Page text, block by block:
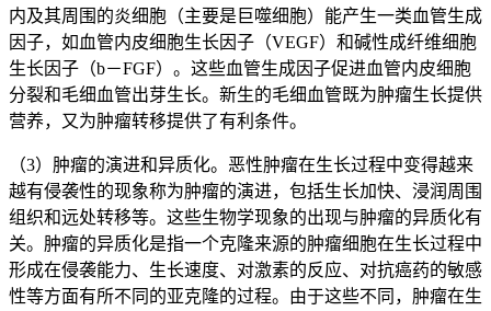
内及其周围的炎细胞（主要是巨噬细胞）能产生一类血管生成
因子，如血管内皮细胞生长因子（VEGF）和碱性成纤维细胞
生长因子（b－FGF）。这些血管生成因子促进血管内皮细胞
分裂和毛细血管出芽生长。新生的毛细血管既为肿瘤生长提供
营养，又为肿瘤转移提供了有利条件。
（3）肿瘤的演进和异质化。恶性肿瘤在生长过程中变得越来
越有侵袭性的现象称为肿瘤的演进，包括生长加快、浸润周围
组织和远处转移等。这些生物学现象的出现与肿瘤的异质化有
关。肿瘤的异质化是指一个克隆来源的肿瘤细胞在生长过程中
形成在侵袭能力、生长速度、对激素的反应、对抗癌药的敏感
性等方面有所不同的亚克隆的过程。由于这些不同，肿瘤在生